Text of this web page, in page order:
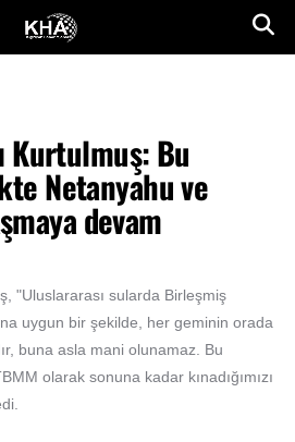
Kurtulmuş: Bu
Netanyahu ve
devam
"Uluslararası sularda Birleşmiş
uygun bir şekilde, her geminin orada
buna asla mani olunamaz. Bu
olarak sonuna kadar kınadığımızı